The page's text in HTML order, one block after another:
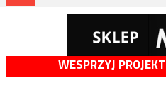
WESPRZYJ